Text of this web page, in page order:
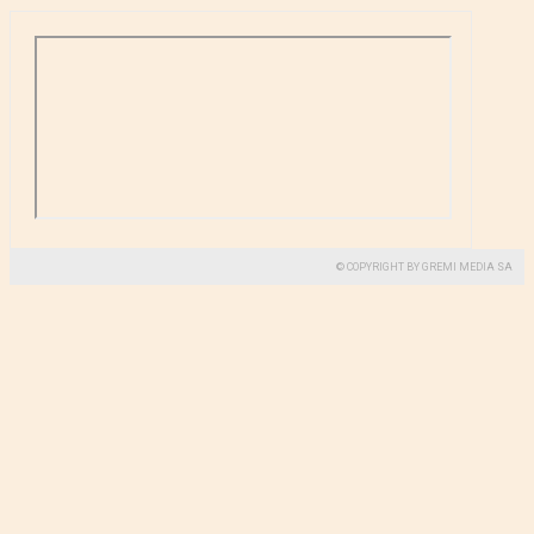
© COPYRIGHT BY GREMI MEDIA SA